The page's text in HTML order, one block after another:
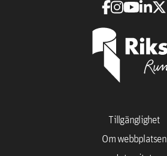
Om webbplatsen
Tillgänglighet